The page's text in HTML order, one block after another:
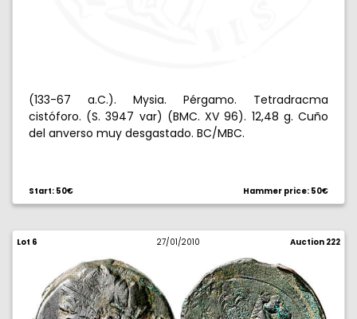
(133-67 a.C.). Mysia. Pérgamo. Tetradracma
cistóforo. (S. 3947 var) (BMC. XV 96). 12,48 g. Cuño
del anverso muy desgastado. BC/MBC.
Start: 50€ Hammer price: 50€
Lot 6 27/01/2010 Auction 222